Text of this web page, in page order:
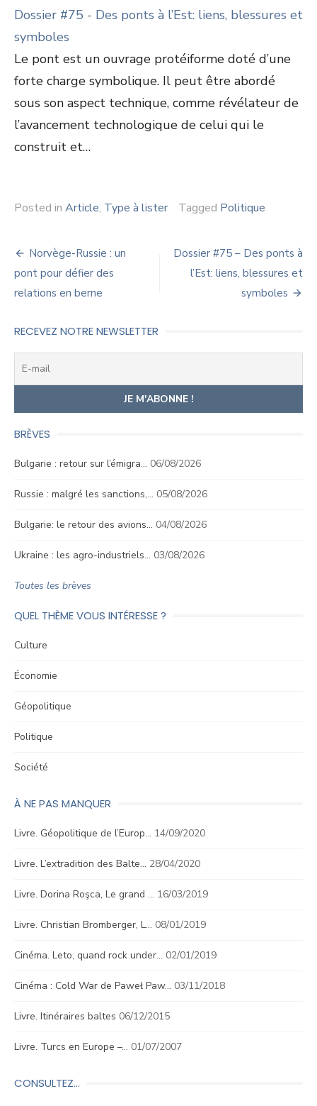
Dossier #75 - Des ponts à l’Est: liens, blessures et
symboles
Le pont est un ouvrage protéiforme doté d’une
forte charge symbolique. Il peut être abordé
sous son aspect technique, comme révélateur de
l’avancement technologique de celui qui le
construit et…
Posted in Article, Type à lister Tagged Politique
Navigation
de
l’article
Norvège-Russie : un
pont pour défier des
relations en berne
Dossier #75 – Des ponts à
l’Est: liens, blessures et
symboles
RECEVEZ NOTRE NEWSLETTER
BRÈVES
Bulgarie : retour sur l’émigra… 06/08/2026
Russie : malgré les sanctions,… 05/08/2026
Bulgarie: le retour des avions… 04/08/2026
Ukraine : les agro-industriels… 03/08/2026
Toutes les brèves
QUEL THÈME VOUS INTÉRESSE ?
Culture
Économie
Géopolitique
Politique
Société
À NE PAS MANQUER
Livre. Géopolitique de l’Europ… 14/09/2020
Livre. L’extradition des Balte… 28/04/2020
Livre. Dorina Roşca, Le grand … 16/03/2019
Livre. Christian Bromberger, L… 08/01/2019
Cinéma. Leto, quand rock under… 02/01/2019
Cinéma : Cold War de Paweł Paw… 03/11/2018
Livre. Itinéraires baltes 06/12/2015
Livre. Turcs en Europe –… 01/07/2007
CONSULTEZ…